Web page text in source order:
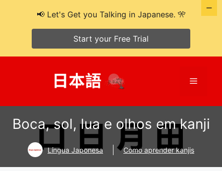
Boca, sol, lua e olhos em kanji
Língua Japonesa Como aprender kanjis
📢 Let's Get you Talking in Japanese. 🎌
Start your Free Trial